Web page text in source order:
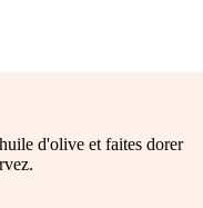
d'olive et faites dorer